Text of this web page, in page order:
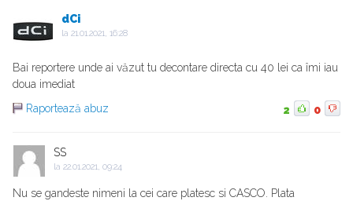
dCi
la 21.01.2021, 16:28
Bai reportere unde ai văzut tu decontare directa cu 40 lei ca îmi iau
doua imediat
Raportează abuz
2 0
SS
la 22.01.2021, 09:24
Nu se gandeste nimeni la cei care platesc si CASCO. Plata